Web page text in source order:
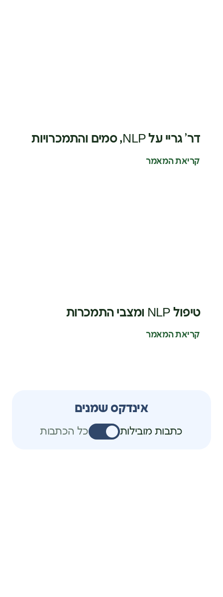
דר’ גריי על NLP, סמים והתמכרויות
קריאת המאמר
טיפול NLP ומצבי התמכרות
קריאת המאמר
אינדקס שמנים
כתבות מובילות כל הכתבות